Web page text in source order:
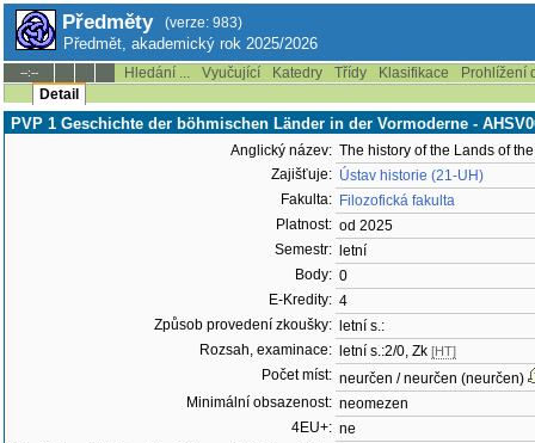
Předměty (verze: 983)
Předmět, akademický rok 2025/2026
--:-- Hledání ... Vyučující Katedry Třídy Klasifikace
Prohlížení
Detail
PVP 1 Geschichte der böhmischen Länder in der Vormoderne -
Anglický název: The history of the Lands of
Zajišťuje: Ústav historie (21-UH)
Fakulta: Filozofická fakulta
Platnost: od 2025
Semestr:
letní
Body: 0
E-Kredity: 4
Způsob provedení zkoušky:
letní s.:
Rozsah, examinace:
letní s.:2/0, Zk [HT]
Počet míst: neurčen / neurčen (neurčen)
Minimální obsazenost: neomezen
4EU+: ne